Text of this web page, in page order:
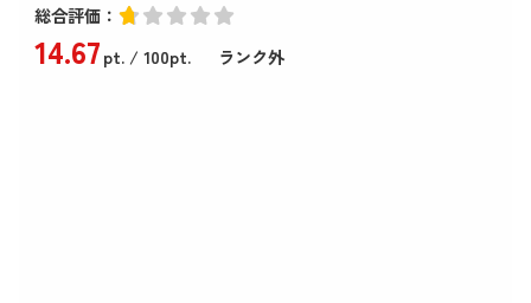
総合評価：
14.67pt./ 100pt. ランク外